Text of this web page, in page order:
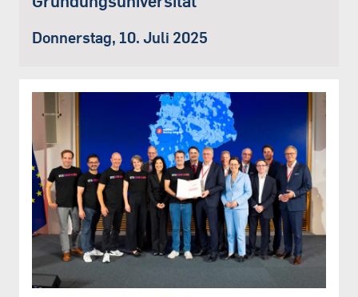
Donnerstag, 10. Juli 2025